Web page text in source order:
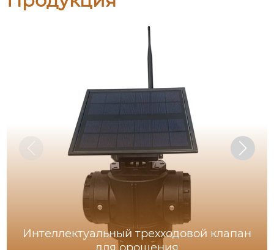
Интеллектуальный трехходовой клапан